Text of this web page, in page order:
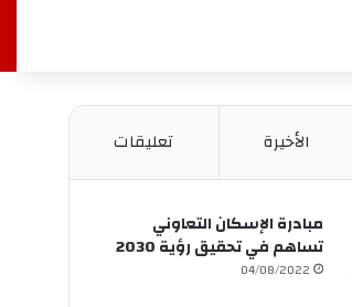
الأخيرة تعليقات
مبادرة الإسكان التعاوني
تساهم في تحقيق رؤية 2030
04/08/2022